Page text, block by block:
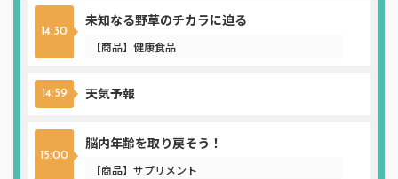
14:30
未知なる野草のチカラに迫る
【商品】健康食品
14:59 天気予報
15:00
脳内年齢を取り戻そう！
【商品】サプリメント